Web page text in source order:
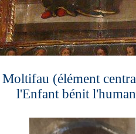
(élément
l'Enfant bénit